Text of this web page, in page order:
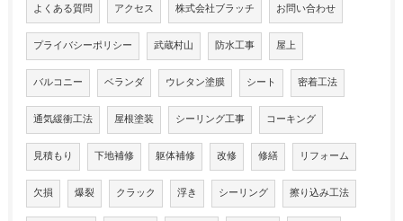
よくある質問 アクセス 株式会社ブラッチ お問い合わせ
プライバシーポリシー 武蔵村山 防水工事 屋上
バルコニー ベランダ ウレタン塗膜 シート 密着工法
通気緩衝工法 屋根塗装 シーリング工事 コーキング
見積もり 下地補修 躯体補修 改修 修繕 リフォーム
欠損 爆裂 クラック 浮き シーリング 擦り込み工法